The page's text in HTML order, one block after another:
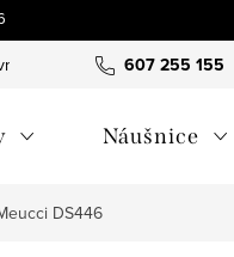
607 255 155
značky Hodnocení
Náušnice
DS446